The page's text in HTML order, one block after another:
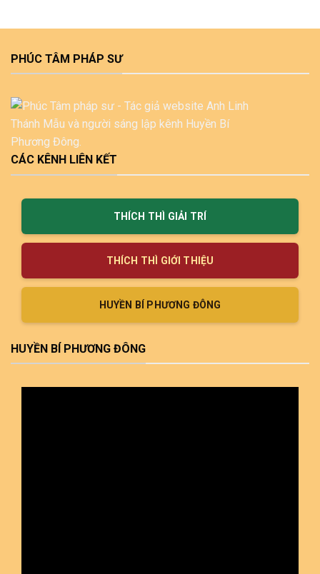
PHÚC TÂM PHÁP SƯ
CÁC KÊNH LIÊN KẾT
THÍCH THÌ GIẢI TRÍ
THÍCH THÌ GIỚI THIỆU
HUYỀN BÍ PHƯƠNG ĐÔNG
HUYỀN BÍ PHƯƠNG ĐÔNG